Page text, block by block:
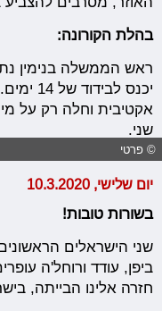
בהלת הקורונה:
ראש הממשלה בנימין
יכנס
שני.
© פרטי
יום שלישי, 10.3.2020
בשורות טובות!
שני הישראלים
ביפן, עודד ורוחל'ה
חזרה אלינו הבייתה,